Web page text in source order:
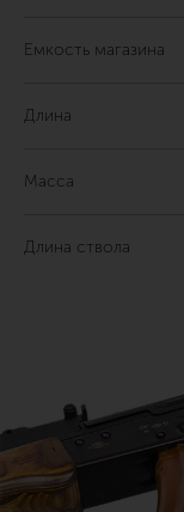
Емкость магазина
Длина
Масса
Длина ствола